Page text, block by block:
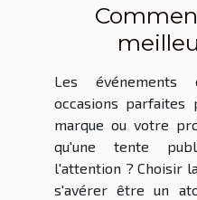
Les événements
occasions parfaites
marque ou votre
qu'une tente
l'attention ? Choisir
s'avérer être un